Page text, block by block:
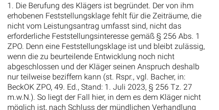
1. Die Berufung des Klägers ist begründet. Der von ihm
erhobenen Feststellungsklage fehlt für die Zeiträume, die
nicht vom Leistungsantrag umfasst sind, nicht das
erforderliche Feststellungsinteresse gemäß § 256 Abs. 1
ZPO. Denn eine Feststellungsklage ist und bleibt zulässig,
wenn die zu beurteilende Entwicklung noch nicht
abgeschlossen und der Kläger seinen Anspruch deshalb
nur teilweise beziffern kann (st. Rspr., vgl. Bacher, in:
BeckOK ZPO, 49. Ed., Stand: 1. Juli 2023, § 256 Tz. 27
m.w.N.). So liegt der Fall hier, in dem es dem Kläger nicht
möglich ist, nach Schluss der mündlichen Verhandlung